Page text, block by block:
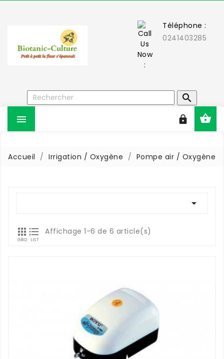
Téléphone :
0241403285



Accueil Irrigation / Oxygène Pompe air / Oxygène


GRID

LIST
Affichage 1-6 de 6 article(s)